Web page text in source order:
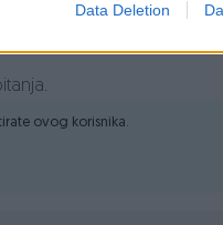
Data Deletion
ručkomovog korisnika.